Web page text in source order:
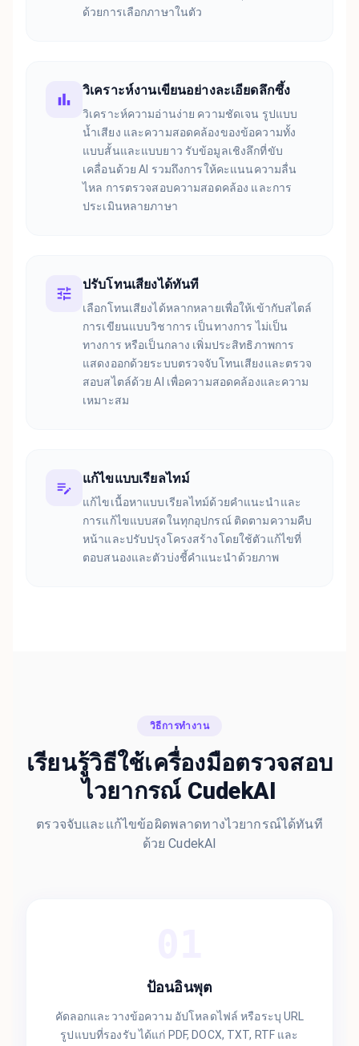
ด้วยการเลือกภาษาในตัว
วิเคราะห์งานเขียนอย่างละเอียดลึกซึ้ง
วิเคราะห์ความอ่านง่าย ความชัดเจน รูปแบบ
น้ำเสียง และความสอดคล้องของข้อความทั้ง
แบบสั้นและแบบยาว รับข้อมูลเชิงลึกที่ขับ
เคลื่อนด้วย AI รวมถึงการให้คะแนนความลื่น
ไหล การตรวจสอบความสอดคล้อง และการ
ประเมินหลายภาษา
ปรับโทนเสียงได้ทันที
เลือกโทนเสียงได้หลากหลายเพื่อให้เข้ากับสไตล์
การเขียนแบบวิชาการ เป็นทางการ ไม่เป็น
ทางการ หรือเป็นกลาง เพิ่มประสิทธิภาพการ
แสดงออกด้วยระบบตรวจจับโทนเสียงและตรวจ
สอบสไตล์ด้วย AI เพื่อความสอดคล้องและความ
เหมาะสม
แก้ไขแบบเรียลไทม์
แก้ไขเนื้อหาแบบเรียลไทม์ด้วยคำแนะนำและ
การแก้ไขแบบสดในทุกอุปกรณ์ ติดตามความคืบ
หน้าและปรับปรุงโครงสร้างโดยใช้ตัวแก้ไขที่
ตอบสนองและตัวบ่งชี้คำแนะนำด้วยภาพ
วิธีการทำงาน
เรียนรู้วิธีใช้เครื่องมือตรวจสอบ
ไวยากรณ์ CudekAI
ตรวจจับและแก้ไขข้อผิดพลาดทางไวยากรณ์ได้ทันที
ด้วย CudekAI
ป้อนอินพุต
คัดลอกและวางข้อความ อัปโหลดไฟล์ หรือระบุ URL
รูปแบบที่รองรับ ได้แก่ PDF, DOCX, TXT, RTF และ